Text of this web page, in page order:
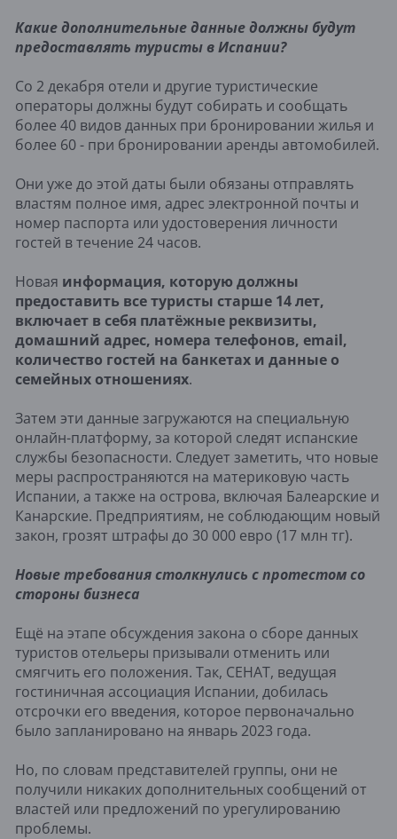
Какие дополнительные данные должны будут
предоставлять туристы в Испании?
Со 2 декабря отели и другие туристические
операторы должны будут собирать и сообщать
более 40 видов данных при бронировании жилья и
более 60 - при бронировании аренды автомобилей.
Они уже до этой даты были обязаны отправлять
властям полное имя, адрес электронной почты и
номер паспорта или удостоверения личности
гостей в течение 24 часов.
Новая информация, которую должны
предоставить все туристы старше 14 лет,
включает в себя платёжные реквизиты,
домашний адрес, номера телефонов, email,
количество гостей на банкетах и данные о
семейных отношениях.
Затем эти данные загружаются на специальную
онлайн-платформу, за которой следят испанские
службы безопасности. Следует заметить, что новые
меры распространяются на материковую часть
Испании, а также на острова, включая Балеарские и
Канарские. Предприятиям, не соблюдающим новый
закон, грозят штрафы до 30 000 евро (17 млн тг).
Новые требования столкнулись с протестом со
стороны бизнеса
Ещё на этапе обсуждения закона о сборе данных
туристов отельеры призывали отменить или
смягчить его положения. Так, CEHAT, ведущая
гостиничная ассоциация Испании, добилась
отсрочки его введения, которое первоначально
было запланировано на январь 2023 года.
Но, по словам представителей группы, они не
получили никаких дополнительных сообщений от
властей или предложений по урегулированию
проблемы.